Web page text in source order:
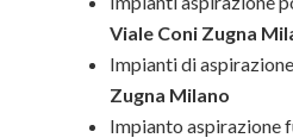
Viale Coni Zugna
Impianti di
Zugna Milano
Impianto aspirazione